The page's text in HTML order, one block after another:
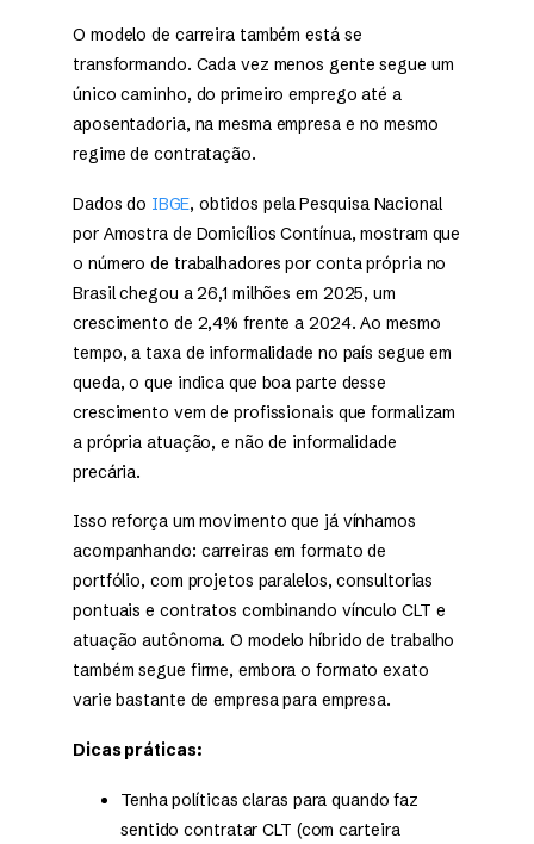
O modelo de carreira também está se
transformando. Cada vez menos gente segue um
único caminho, do primeiro emprego até a
aposentadoria, na mesma empresa e no mesmo
regime de contratação.
Dados do IBGE, obtidos pela Pesquisa Nacional
por Amostra de Domicílios Contínua, mostram que
o número de trabalhadores por conta própria no
Brasil chegou a 26,1 milhões em 2025, um
crescimento de 2,4% frente a 2024. Ao mesmo
tempo, a taxa de informalidade no país segue em
queda, o que indica que boa parte desse
crescimento vem de profissionais que formalizam
a própria atuação, e não de informalidade
precária.
Isso reforça um movimento que já vínhamos
acompanhando: carreiras em formato de
portfólio, com projetos paralelos, consultorias
pontuais e contratos combinando vínculo CLT e
atuação autônoma. O modelo híbrido de trabalho
também segue firme, embora o formato exato
varie bastante de empresa para empresa.
Dicas práticas:
Tenha políticas claras para quando faz
sentido contratar CLT (com carteira